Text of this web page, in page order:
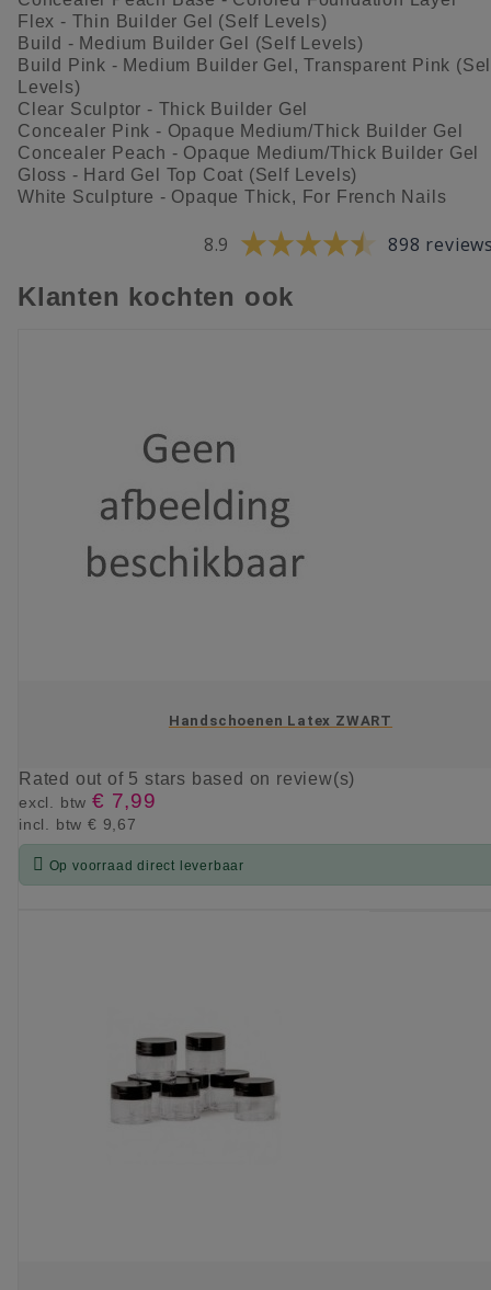
Flex - Thin Builder Gel (Self Levels)
Build - Medium Builder Gel (Self Levels)
Build Pink - Medium Builder Gel, Transparent Pink
Levels)
Clear Sculptor - Thick Builder Gel
Concealer Pink - Opaque Medium/Thick Builder Gel
Concealer Peach - Opaque Medium/Thick Builder Gel
Gloss - Hard Gel Top Coat (Self Levels)
White Sculpture - Opaque Thick, For French Nails
8.9 898
Klanten kochten ook
Handschoenen Latex ZWART
Rated out of 5 stars based on review(s)
excl. btw € 7,99
incl. btw € 9,67
 Op voorraad direct leverbaar